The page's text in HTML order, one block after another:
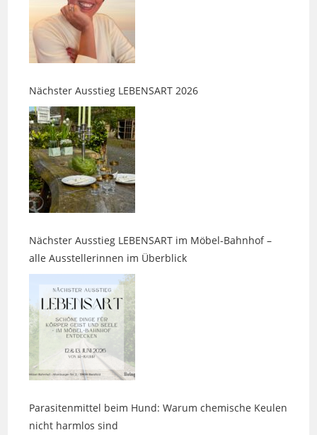
Nächster Ausstieg LEBENSART 2026
Nächster Ausstieg LEBENSART im Möbel-Bahnhof –
Parasitenmittel beim Hund: Warum chemische Keulen